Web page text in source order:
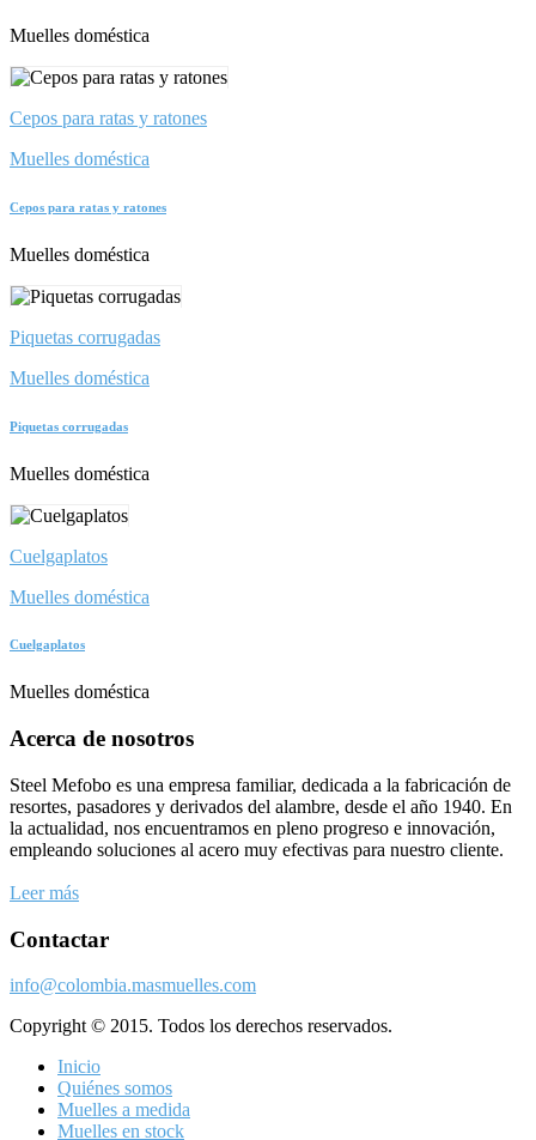
Muelles doméstica
Cepos para ratas y ratones
Muelles doméstica
Cepos para ratas y ratones
Muelles doméstica
Piquetas corrugadas
Muelles doméstica
Piquetas corrugadas
Muelles doméstica
Cuelgaplatos
Muelles doméstica
Cuelgaplatos
Muelles doméstica
Acerca de nosotros
Steel Mefobo es una empresa familiar, dedicada a la fabricación de
resortes, pasadores y derivados del alambre, desde el año 1940. En
la actualidad, nos encuentramos en pleno progreso e innovación,
empleando soluciones al acero muy efectivas para nuestro cliente.
Leer más
Contactar
info@colombia.masmuelles.com
Copyright © 2015. Todos los derechos reservados.
Inicio
Quiénes somos
Muelles a medida
Muelles en stock